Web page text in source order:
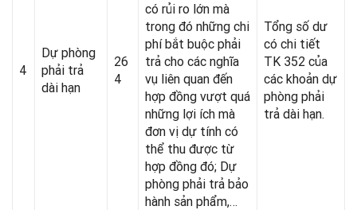
4
Dự phòng
phải trả
dài hạn
26
4
có rủi ro lớn mà
trong đó những chi
phí bắt buộc phải
trả cho các nghĩa
vụ liên quan đến
hợp đồng vượt quá
những lợi ích mà
đơn vị dự tính có
thể thu được từ
hợp đồng đó; Dự
phòng phải trả bảo
hành sản phẩm,…
Tổng số dư
có chi tiết
TK 352 của
các khoản dự
phòng phải
trả dài hạn.